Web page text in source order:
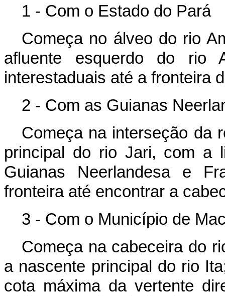
1 - Com o Estado do Pará
Começa no álveo do rio
afluente esquerdo do rio
interestaduais até a fronteira
2 - Com as Guianas
Começa na interseção da
principal do rio Jari, com a
Guianas Neerlandesa e
fronteira até encontrar a
3 - Com o Município de
Começa na cabeceira do
a nascente principal do rio
cota máxima da vertente